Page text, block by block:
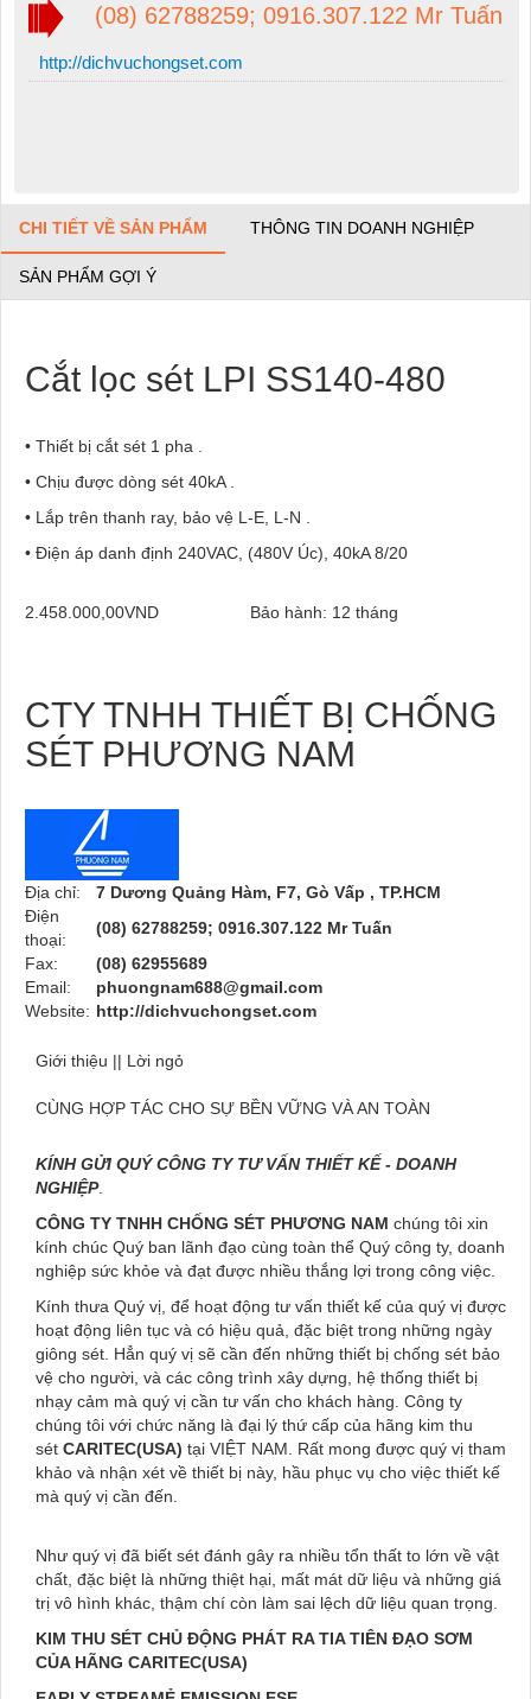
(08) 62788259; 0916.307.122 Mr Tuấn
http://dichvuchongset.com
CHI TIẾT VỀ SẢN PHẨM THÔNG TIN DOANH NGHIỆP
SẢN PHẨM GỢI Ý
Cắt lọc sét LPI SS140-480
• Thiết bị cắt sét 1 pha .
• Chịu được dòng sét 40kA .
• Lắp trên thanh ray, bảo vệ L-E, L-N .
• Điện áp danh định 240VAC, (480V Úc), 40kA 8/20
2.458.000,00VND Bảo hành: 12 tháng
CTY TNHH THIẾT BỊ CHỐNG
SÉT PHƯƠNG NAM
Địa chỉ:
7 Dương Quảng Hàm, F7, Gò Vấp , TP.HCM
Điện
thoại:
(08) 62788259; 0916.307.122 Mr Tuấn
Fax:
(08) 62955689
Email:
phuongnam688@gmail.com
Website: http://dichvuchongset.com
Giới thiệu || Lời ngỏ
CÙNG HỢP TÁC CHO SỰ BỀN VỮNG VÀ AN TOÀN
KÍNH GỬI QUÝ CÔNG TY TƯ VẤN THIẾT KẾ - DOANH
NGHIỆP.
CÔNG TY TNHH CHỐNG SÉT PHƯƠNG NAM chúng tôi xin
kính chúc Quý ban lãnh đạo cùng toàn thể Quý công ty, doanh
nghiệp sức khỏe và đạt được nhiều thắng lợi trong công việc.
Kính thưa Quý vị, để hoạt động tư vấn thiết kế của quý vị được
hoạt động liên tục và có hiệu quả, đặc biệt trong những ngày
giông sét. Hẳn quý vị sẽ cần đến những thiết bị chống sét bảo
vệ cho người, và các công trình xây dựng, hệ thống thiết bị
nhạy cảm mà quý vị cần tư vấn cho khách hàng. Công ty
chúng tôi với chức năng là đại lý thứ cấp của hãng kim thu
sét CARITEC(USA) tại VIỆT NAM. Rất mong được quý vị tham
khảo và nhận xét về thiết bị này, hầu phục vụ cho việc thiết kế
mà quý vị cần đến.
Như quý vị đã biết sét đánh gây ra nhiều tổn thất to lớn về vật
chất, đặc biệt là những thiệt hại, mất mát dữ liệu và những giá
trị vô hình khác, thậm chí còn làm sai lệch dữ liệu quan trọng.
KIM THU SÉT CHỦ ĐỘNG PHÁT RA TIA TIÊN ĐẠO SƠM
CỦA HÃNG CARITEC(USA)